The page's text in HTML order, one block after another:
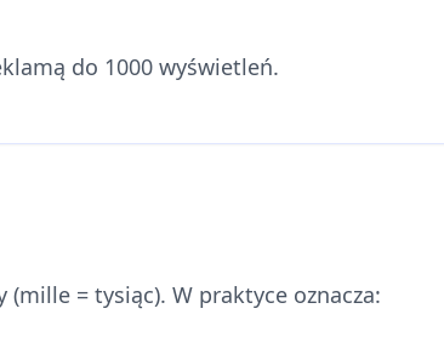
do 1000 wyświetleń.
= tysiąc). W praktyce oznacza: